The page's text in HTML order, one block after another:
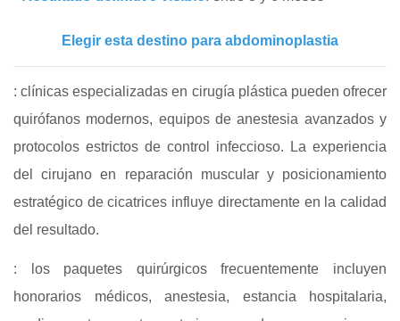
Elegir esta destino para abdominoplastia
: clínicas especializadas en cirugía plástica pueden ofrecer
quirófanos modernos, equipos de anestesia avanzados y
protocolos estrictos de control infeccioso. La experiencia
del cirujano en reparación muscular y posicionamiento
estratégico de cicatrices influye directamente en la calidad
del resultado.
: los paquetes quirúrgicos frecuentemente incluyen
honorarios médicos, anestesia, estancia hospitalaria,